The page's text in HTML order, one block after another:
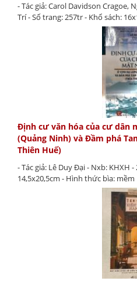
- Tác giả: Carol Davidson Cragoe,
Trí - Số trang: 257tr - Khổ sách:
Định cư văn hóa của cư dân
(Quảng Ninh) và Đầm phá
Thiên Huế)
- Tác giả: Lê Duy Đại - Nxb: KHXH
14,5x20,5cm - Hình thức bìa: mềm